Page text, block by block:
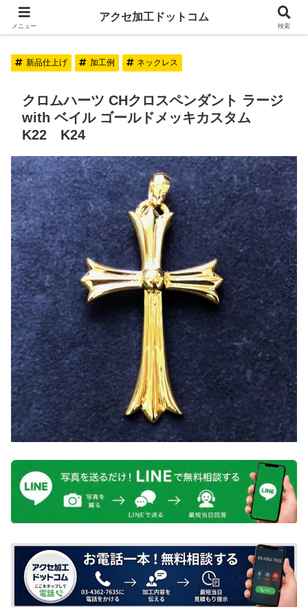
アクセ加工ドットコム
新品仕上げ 加工例 ネックレス
クロムハーツ CHクロスペンダント ラージ
with ベイル ゴールドメッキカスタム
K22 K24
メニュー
アクセ加工ドットコム
検索